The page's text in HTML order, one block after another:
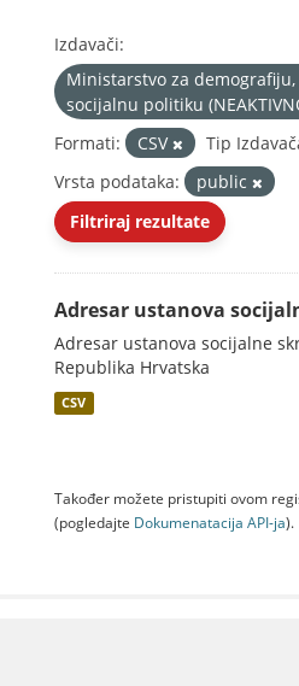
Izdavači:
Ministarstvo za
socijalnu politiku
Formati:
CSV Tip
Vrsta podataka:
public
Filtriraj rezultate
Adresar ustanova
Adresar ustanova socijalne
Republika Hrvatska
CSV
Također možete pristupiti ovom
(pogledajte Dokumenаtаcijа API-jа).